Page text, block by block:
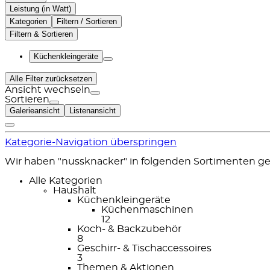
Leistung (in Watt)
Kategorien
Filtern / Sortieren
Filtern & Sortieren
Küchenkleingeräte
Alle Filter zurücksetzen
Ansicht wechseln
Sortieren
Galerieansicht Listenansicht
Kategorie-Navigation überspringen
Wir haben "nussknacker" in folgenden Sortimenten
Alle Kategorien
Haushalt
Küchenkleingeräte
Küchenmaschinen
12
Koch- & Backzubehör
8
Geschirr- & Tischaccessoires
3
Themen & Aktionen